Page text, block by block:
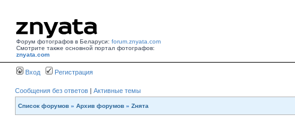
Форум фотографов в Беларуси: forum.znyata.com
Смотрите также основной портал фотографов:
znyata.com
Вход Регистрация
Сообщения без ответов | Активные темы
Список форумов » Архив форумов » Zнята